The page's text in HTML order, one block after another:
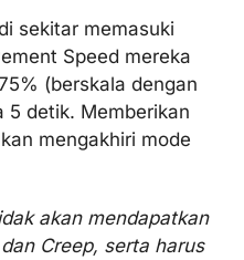
sekitar memasuki
Speed mereka
(berskala dengan
5 detik. Memberikan
mengakhiri mode
akan mendapatkan
Creep, serta harus